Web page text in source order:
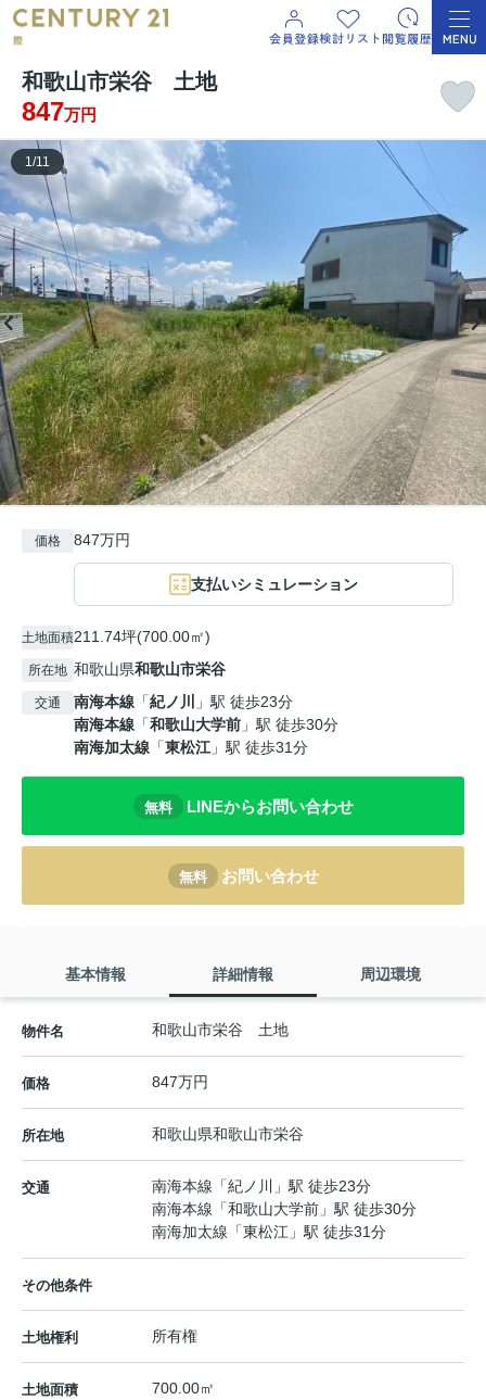
和歌山市栄谷 土地
847万円
1/11
価格 847万円
支払いシミュレーション
土地面積211.74坪(700.00㎡)
所在地 和歌山県和歌山市栄谷
交通 南海本線 「紀ノ川
」駅 徒歩23分
南海本線 「和歌山大学前 」駅 徒歩30分
南海加太線 「東松江」駅 徒歩31分
無料 LINEからお問い合わせ
無料 お問い合わせ
基本情報 詳細情報 周辺環境
物件名 和歌山市栄谷 土地
価格 847万円
所在地 和歌山県和歌山市栄谷
交通 南海本線 「紀ノ川
」駅 徒歩23分
南海本線 「和歌山大学前 」駅 徒歩30分
南海加太線 「東松江 」駅 徒歩31分
その他条件
土地権利 所有権
土地面積 700.00㎡